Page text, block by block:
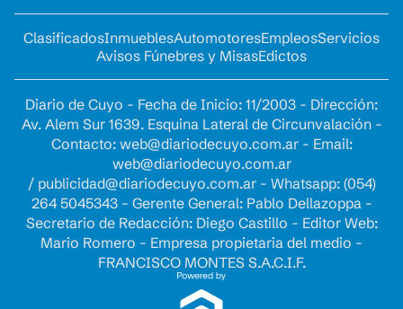
ClasificadosInmueblesAutomotoresEmpleosServicios
Avisos Fúnebres y MisasEdictos
Diario de Cuyo - Fecha de Inicio: 11/2003 - Dirección:
Av. Alem Sur 1639. Esquina Lateral de Circunvalación -
Contacto: web@diariodecuyo.com.ar- Email:
web@diariodecuyo.com.ar
/ publicidad@diariodecuyo.com.ar- Whatsapp: (054)
264 5045343 - Gerente General: Pablo Dellazoppa -
Secretario de Redacción: Diego Castillo - Editor Web:
Mario Romero - Empresa propietaria del medio -
FRANCISCO MONTES S.A.C.I.F.